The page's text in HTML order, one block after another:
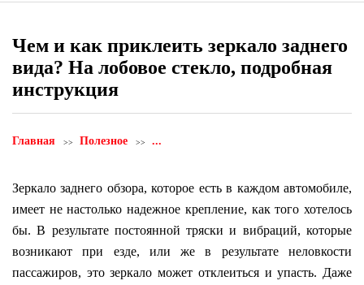
Чем и как приклеить зеркало заднего
вида? На лобовое стекло, подробная
инструкция
Главная Полезное ...
Зеркало заднего обзора, которое есть в каждом автомобиле,
имеет не настолько надежное крепление, как того хотелось
бы. В результате постоянной тряски и вибраций, которые
возникают при езде, или же в результате неловкости
пассажиров, это зеркало может отклеиться и упасть. Даже